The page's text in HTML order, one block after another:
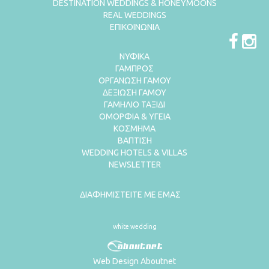
DESTINATION WEDDINGS & HONEYMOONS
REAL WEDDINGS
ΕΠΙΚΟΙΝΩΝΙΑ
ΝΥΦΙΚΑ
ΓΑΜΠΡΟΣ
ΟΡΓΑΝΩΣΗ ΓΑΜΟΥ
ΔΕΞΙΩΣΗ ΓΑΜΟΥ
ΓΑΜΗΛΙΟ ΤΑΞΙΔΙ
ΟΜΟΡΦΙΑ & ΥΓΕΙΑ
ΚΟΣΜΗΜΑ
ΒΑΠΤΙΣΗ
WEDDING HOTELS & VILLAS
NEWSLETTER
ΔΙΑΦΗΜΙΣΤΕΙΤΕ ΜΕ ΕΜΑΣ
white wedding
Web Design Aboutnet